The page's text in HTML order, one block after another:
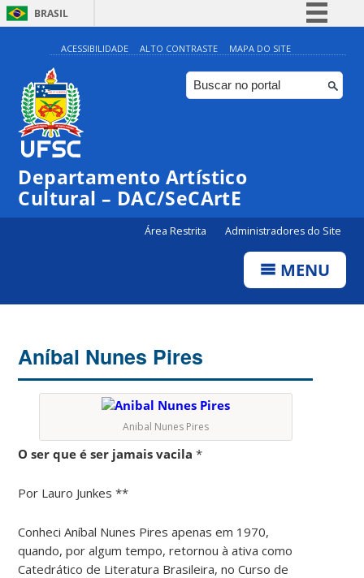
BRASIL
Simplifique!
Comunica BR
Participe
Canais
ACESSIBILIDADE ALTO CONTRASTE MAPA DO SITE
Departamento Artístico
Cultural – DAC/SeCArtE
Área Restrita Administradores do Site
MENU
Aníbal Nunes Pires
Anibal Nunes Pires
O ser que é ser jamais vacila *
Por Lauro Junkes **
Conheci Aníbal Nunes Pires apenas em 1970,
quando, por algum tempo, retornou à ativa como
Catedrático de Literatura Brasileira, no Curso de